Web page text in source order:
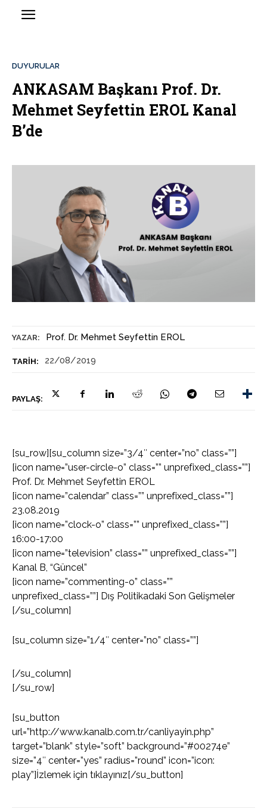
YAZAR: Prof. Dr. Mehmet Seyfettin EROL
TARIH: 22/08/2019
PAYLAŞ:
DUYURULAR
ANKASAM Başkanı Prof. Dr.
Mehmet Seyfettin EROL Kanal
B’de
[su_row][su_column size=”3/4″ center=”no” class=””]
[icon name=”user-circle-o” class=”” unprefixed_class=””]
Prof. Dr. Mehmet Seyfettin EROL
[icon name=”calendar” class=”” unprefixed_class=””]
23.08.2019
[icon name=”clock-o” class=”” unprefixed_class=””]
16:00-17:00
[icon name=”television” class=”” unprefixed_class=””]
Kanal B, “Güncel”
[icon name=”commenting-o” class=””
unprefixed_class=””] Dış Politikadaki Son Gelişmeler
[/su_column]
[su_column size=”1/4″ center=”no” class=””]
[/su_column]
[/su_row]
[su_button
url=”http://www.kanalb.com.tr/canliyayin.php”
target=”blank” style=”soft” background=”#00274e”
size=”4″ center=”yes” radius=”round” icon=”icon:
play”]İzlemek için tıklayınız[/su_button]